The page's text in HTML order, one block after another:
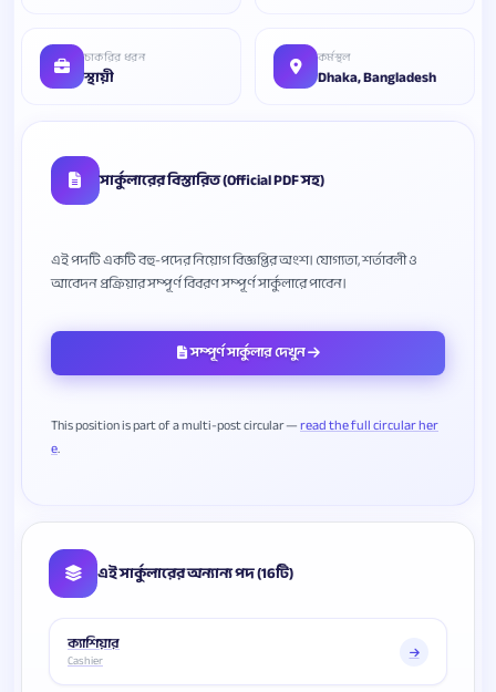
চাকরির ধরন
স্থায়ী
কর্মস্থল
Dhaka, Bangladesh
সার্কুলারের বিস্তারিত (Official PDF সহ)
এই পদটি একটি বহু-পদের নিয়োগ বিজ্ঞপ্তির অংশ। যোগ্যতা, শর্তাবলী ও
সম্পূর্ণ সার্কুলার দেখুন
This position is part of a multi-post circular —read the full circular her
e
এই সার্কুলারের অন্যান্য পদ (16টি)
ক্যাশিয়ার
Cashier